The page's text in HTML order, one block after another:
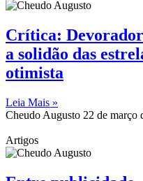
Crítica:
a solidão das
otimista
Leia Mais »
Cheudo Augusto 22 de março
Artigos